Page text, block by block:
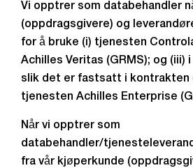
Vi opptrer som databehandler
(oppdragsgivere) og
for å bruke (i) tjenesten
Achilles Veritas (GRMS); og (iii)
slik det er fastsatt i kontrakten
tjenesten Achilles Enterprise
Når vi opptrer som
databehandler/
fra vår kjøperkunde